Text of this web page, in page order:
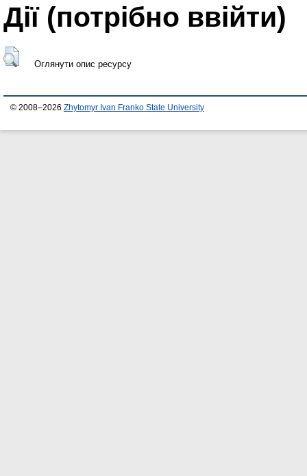
Дії ​​(потрібно ввійти)
Оглянути опис ресурсу
© 2008–2026 Zhytomyr Ivan Franko State University